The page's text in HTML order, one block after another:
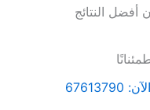
أفضل النتائج